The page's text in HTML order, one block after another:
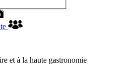
et à la haute gastronomie